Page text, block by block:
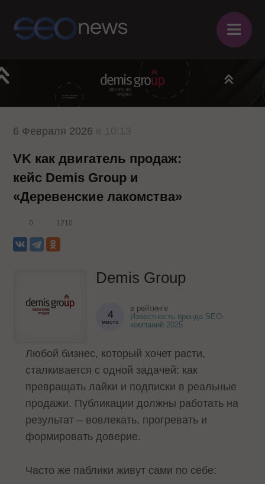
≡
6 Февраля 2026
VK как двигатель продаж:
кейс Demis Group и
«Деревенские лакомства»
0 1210
Demis Group
4
место
в рейтинге
Известность бренда SEO-
компаний 2025
Любой бизнес, который хочет расти,
сталкивается с одной задачей: как
превращать лайки и подписки в реальные
продажи. Публикации должны работать на
результат – вовлекать, прогревать и
формировать доверие.
Часто же паблики живут сами по себе: